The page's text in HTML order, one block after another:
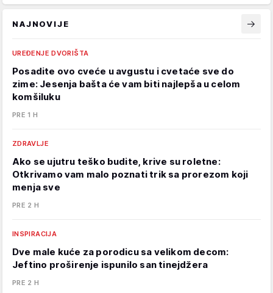
NAJNOVIJE
UREĐENJE DVORIŠTA
Posadite ovo cveće u avgustu i cvetaće sve do
zime: Jesenja bašta će vam biti najlepša u celom
komšiluku
PRE 1 H
ZDRAVLJE
Ako se ujutru teško budite, krive su roletne:
Otkrivamo vam malo poznati trik sa prorezom koji
menja sve
PRE 2 H
INSPIRACIJA
Dve male kuće za porodicu sa velikom decom:
Jeftino proširenje ispunilo san tinejdžera
PRE 2 H